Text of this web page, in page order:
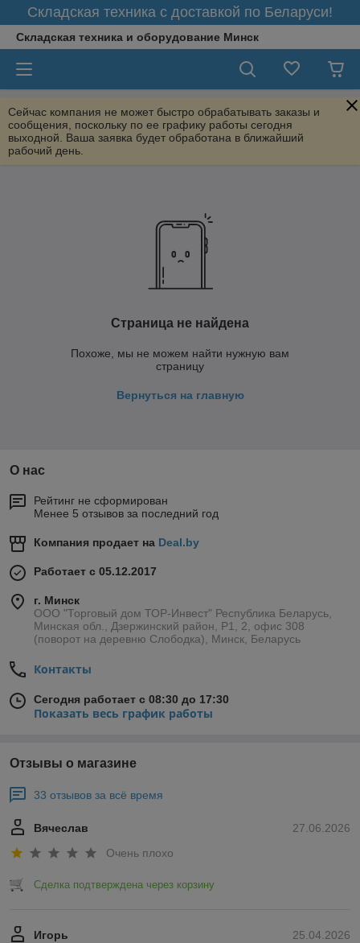
Складская техника с доставкой по Беларуси!
Складская техника и оборудование Минск
Сейчас компания не может быстро обрабатывать заказы и
сообщения, поскольку по ее графику работы сегодня
выходной. Ваша заявка будет обработана в ближайший
рабочий день.
Страница не найдена
Похоже, мы не можем найти нужную вам
страницу
Вернуться на главную
О нас
Рейтинг не сформирован
Менее 5 отзывов за последний год
Компания продает на Deal.by
Работает с 05.12.2017
г. Минск
ООО "Торговый дом ТОР-Инвест" Республика Беларусь,
Минская обл., Дзержинский район, Р1, 2, офис 308
(поворот на деревню Слободка), Минск, Беларусь
Контакты
Сегодня работает с 08:30 до 17:30
Показать весь график работы
Отзывы о магазине
33 отзывов за всё время
27.06.2026
Вячеслав
Очень плохо
Сделка подтверждена через корзину
25.04.2026
Игорь